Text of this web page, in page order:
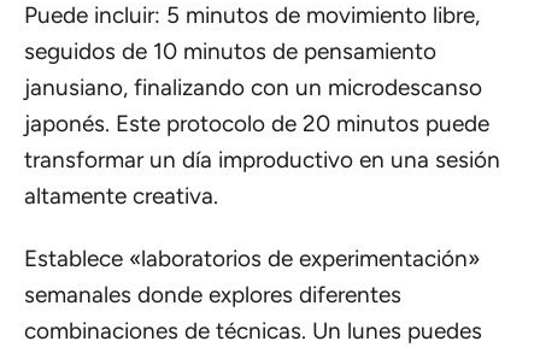
Puede incluir: 5 minutos de movimiento libre,
seguidos de 10 minutos de pensamiento
janusiano, finalizando con un microdescanso
japonés. Este protocolo de 20 minutos puede
transformar un día improductivo en una sesión
altamente creativa.
Establece «laboratorios de experimentación»
semanales donde explores diferentes
combinaciones de técnicas. Un lunes puedes